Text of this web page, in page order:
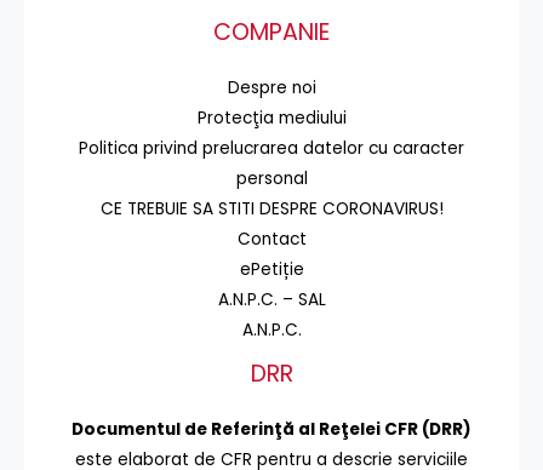
COMPANIE
Despre noi
Protecţia mediului
Politica privind prelucrarea datelor cu caracter
personal
CE TREBUIE SA STITI DESPRE CORONAVIRUS!
Contact
ePetiție
A.N.P.C. – SAL
A.N.P.C.
DRR
Documentul de Referinţă al Reţelei CFR (DRR)
este elaborat de CFR pentru a descrie serviciile